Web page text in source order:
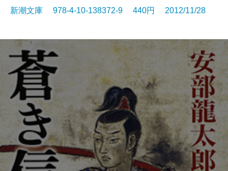
新潮文庫 978-4-10-138372-9 440円 2012/11/28